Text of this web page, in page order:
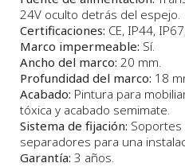
24V oculto detrás del espejo.
Certificaciones: CE, IP44,
Marco impermeable: Sí.
Ancho del marco: 20 mm.
Profundidad del marco: 18
Acabado: Pintura para
tóxica y acabado semimate.
Sistema de fijación: Soportes
separadores para una
Garantía: 3 años.